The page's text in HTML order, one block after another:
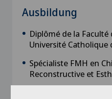
Ausbildung
Diplômé de la Faculté
Université Catholique
Spécialiste FMH en
Reconstructive et